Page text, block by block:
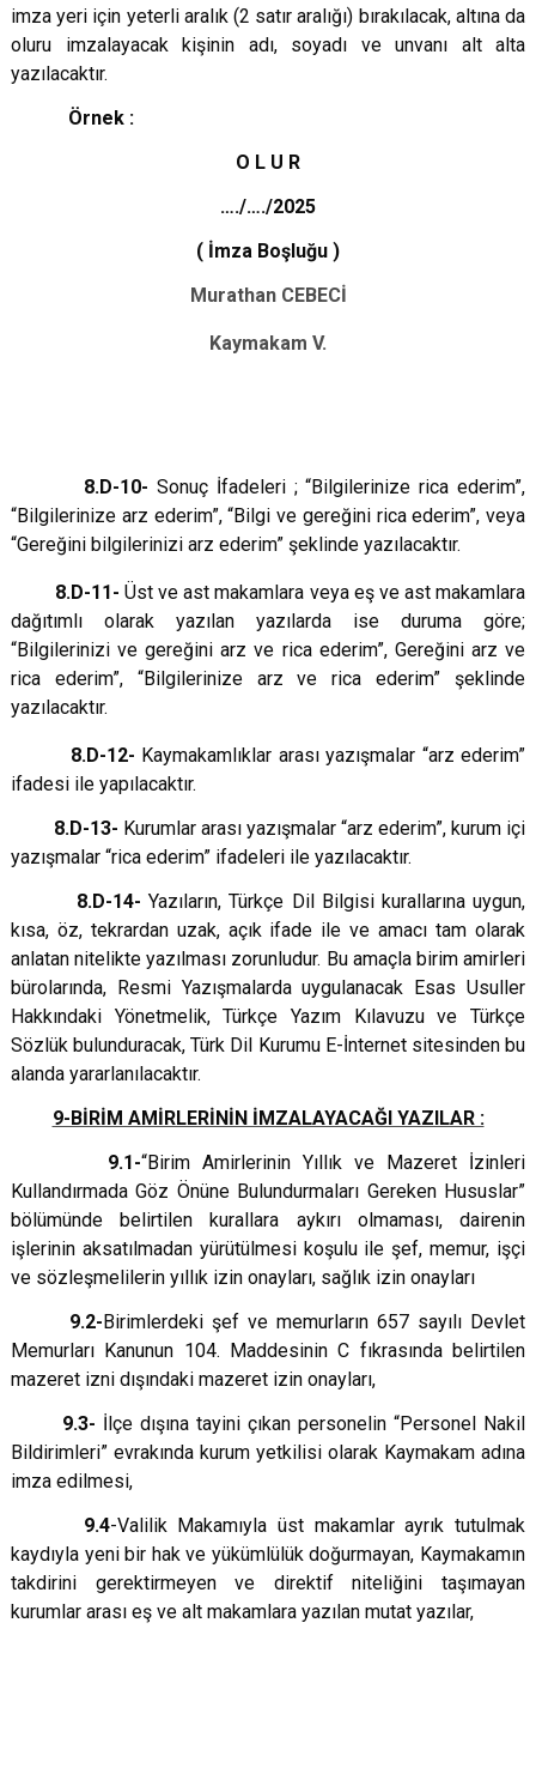
imza yeri için yeterli aralık (2 satır aralığı) bırakılacak, altına da
oluru imzalayacak kişinin adı, soyadı ve unvanı alt alta
yazılacaktır.
Örnek :
O L U R
…./…./2025
( İmza Boşluğu )
Murathan CEBECİ
Kaymakam V.
8.D-10- Sonuç İfadeleri ; “Bilgilerinize rica ederim”,
“Bilgilerinize arz ederim”, “Bilgi ve gereğini rica ederim”, veya
“Gereğini bilgilerinizi arz ederim” şeklinde yazılacaktır.
8.D-11- Üst ve ast makamlara veya eş ve ast makamlara
dağıtımlı olarak yazılan yazılarda ise duruma göre;
“Bilgilerinizi ve gereğini arz ve rica ederim”, Gereğini arz ve
rica ederim”, “Bilgilerinize arz ve rica ederim” şeklinde
yazılacaktır.
8.D-12- Kaymakamlıklar arası yazışmalar “arz ederim”
ifadesi ile yapılacaktır.
8.D-13- Kurumlar arası yazışmalar “arz ederim”, kurum içi
yazışmalar “rica ederim” ifadeleri ile yazılacaktır.
8.D-14- Yazıların, Türkçe Dil Bilgisi kurallarına uygun,
kısa, öz, tekrardan uzak, açık ifade ile ve amacı tam olarak
anlatan nitelikte yazılması zorunludur. Bu amaçla birim amirleri
bürolarında, Resmi Yazışmalarda uygulanacak Esas Usuller
Hakkındaki Yönetmelik, Türkçe Yazım Kılavuzu ve Türkçe
Sözlük bulunduracak, Türk Dil Kurumu E-İnternet sitesinden bu
alanda yararlanılacaktır.
9-BİRİM AMİRLERİNİN İMZALAYACAĞI YAZILAR :
9.1-“Birim Amirlerinin Yıllık ve Mazeret İzinleri
Kullandırmada Göz Önüne Bulundurmaları Gereken Hususlar”
bölümünde belirtilen kurallara aykırı olmaması, dairenin
işlerinin aksatılmadan yürütülmesi koşulu ile şef, memur, işçi
ve sözleşmelilerin yıllık izin onayları, sağlık izin onayları
9.2-Birimlerdeki şef ve memurların 657 sayılı Devlet
Memurları Kanunun 104. Maddesinin C fıkrasında belirtilen
mazeret izni dışındaki mazeret izin onayları,
9.3- İlçe dışına tayini çıkan personelin “Personel Nakil
Bildirimleri” evrakında kurum yetkilisi olarak Kaymakam adına
imza edilmesi,
9.4-Valilik Makamıyla üst makamlar ayrık tutulmak
kaydıyla yeni bir hak ve yükümlülük doğurmayan, Kaymakamın
takdirini gerektirmeyen ve direktif niteliğini taşımayan
kurumlar arası eş ve alt makamlara yazılan mutat yazılar,